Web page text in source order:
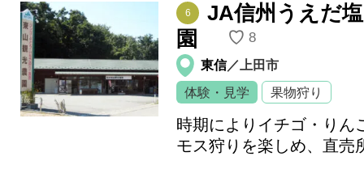
6
JA信州うえだ
園
♡ 8
東信／上田市
体験・見学
果物狩り
時期によりイチゴ・りん
モス狩りを楽しめ、直売